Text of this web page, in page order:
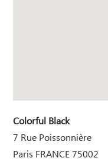
Colorful Black
7 Rue Poissonnière
Paris FRANCE75002